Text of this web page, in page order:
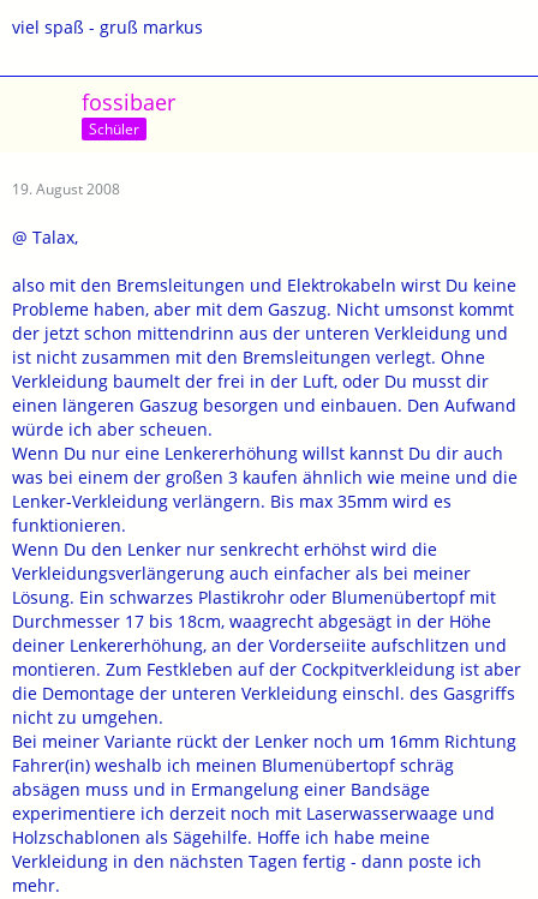
viel spaß - gruß markus
fossibaer
Schüler
19. August 2008
@ Talax,
also mit den Bremsleitungen und Elektrokabeln wirst Du keine
Probleme haben, aber mit dem Gaszug. Nicht umsonst kommt
der jetzt schon mittendrinn aus der unteren Verkleidung und
ist nicht zusammen mit den Bremsleitungen verlegt. Ohne
Verkleidung baumelt der frei in der Luft, oder Du musst dir
einen längeren Gaszug besorgen und einbauen. Den Aufwand
würde ich aber scheuen.
Wenn Du nur eine Lenkererhöhung willst kannst Du dir auch
was bei einem der großen 3 kaufen ähnlich wie meine und die
Lenker-Verkleidung verlängern. Bis max 35mm wird es
funktionieren.
Wenn Du den Lenker nur senkrecht erhöhst wird die
Verkleidungsverlängerung auch einfacher als bei meiner
Lösung. Ein schwarzes Plastikrohr oder Blumenübertopf mit
Durchmesser 17 bis 18cm, waagrecht abgesägt in der Höhe
deiner Lenkererhöhung, an der Vorderseiite aufschlitzen und
montieren. Zum Festkleben auf der Cockpitverkleidung ist aber
die Demontage der unteren Verkleidung einschl. des Gasgriffs
nicht zu umgehen.
Bei meiner Variante rückt der Lenker noch um 16mm Richtung
Fahrer(in) weshalb ich meinen Blumenübertopf schräg
absägen muss und in Ermangelung einer Bandsäge
experimentiere ich derzeit noch mit Laserwasserwaage und
Holzschablonen als Sägehilfe. Hoffe ich habe meine
Verkleidung in den nächsten Tagen fertig - dann poste ich
mehr.